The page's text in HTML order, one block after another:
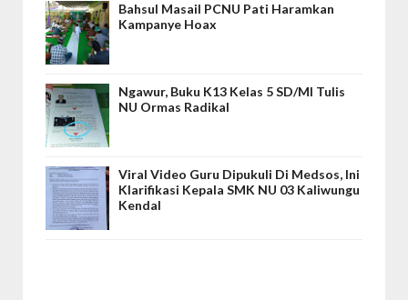
Bahsul Masail PCNU Pati Haramkan
Kampanye Hoax
Ngawur, Buku K13 Kelas 5 SD/MI Tulis
NU Ormas Radikal
Viral Video Guru Dipukuli Di Medsos, Ini
Klarifikasi Kepala SMK NU 03 Kaliwungu
Kendal